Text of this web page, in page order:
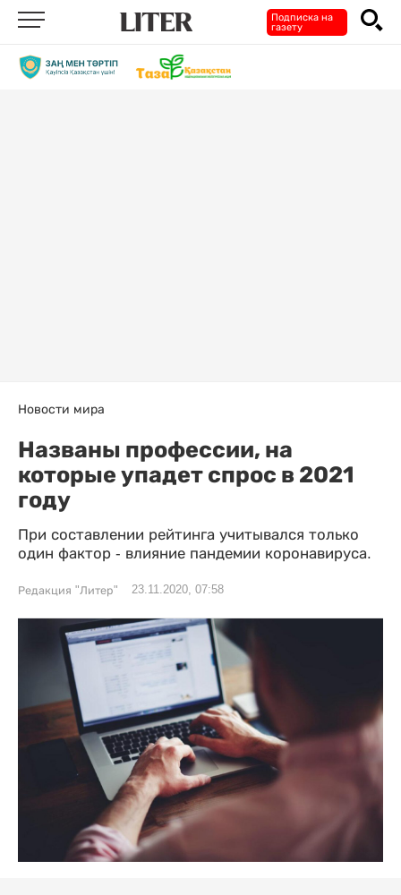
Подписка на
газету
Новости мира
Названы профессии, на
которые упадет спрос в 2021
году
При составлении рейтинга учитывался только
один фактор - влияние пандемии коронавируса.
Редакция "Литер" 23.11.2020, 07:58